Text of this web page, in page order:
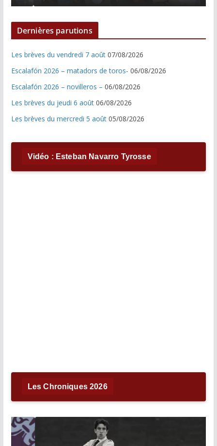
Dernières parutions
Les brèves du vendredi 7 août 07/08/2026
Escalafón 2026 – matadors de toros- 06/08/2026
Escalafón 2026 – novilleros – 06/08/2026
Les brèves du jeudi 6 août 06/08/2026
Les brèves du mercredi 5 août 05/08/2026
Vidéo : Esteban Navarro Tyrosse
Les Chroniques 2026